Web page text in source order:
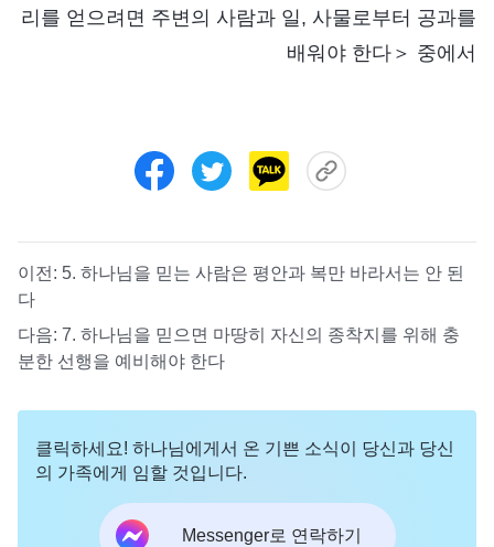
리를 얻으려면 주변의 사람과 일, 사물로부터 공과를
배워야 한다＞ 중에서
이전: 5. 하나님을 믿는 사람은 평안과 복만 바라서는 안 된
다
다음: 7. 하나님을 믿으면 마땅히 자신의 종착지를 위해 충
분한 선행을 예비해야 한다
클릭하세요! 하나님에게서 온 기쁜 소식이 당신과 당신
의 가족에게 임할 것입니다.
Messenger로 연락하기